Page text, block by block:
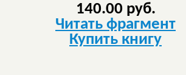
140.00 руб.
Читать фрагмент
Купить книгу